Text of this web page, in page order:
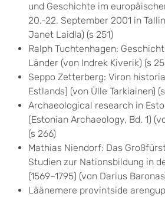
und Geschichte im
20.-22. September 2001 in
Janet Laidla) (s 251)
Ralph Tuchtenhagen:
Länder (von Indrek Kiverik) (s
Seppo Zetterberg: Viron
Estlands] (von Ülle Tarkiainen)
Archaeological research in
(Estonian Archaeology, Bd. 1)
(s 266)
Mathias Niendorf: Das
Studien zur Nationsbildung in
(1569–1795) (von Darius
Läänemere provintside